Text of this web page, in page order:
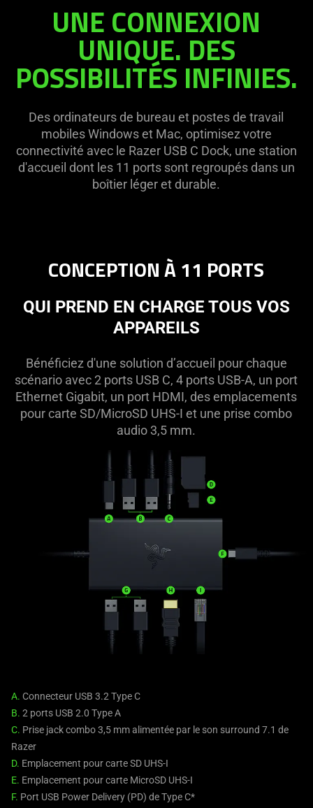
UNE CONNEXION
UNIQUE. DES
POSSIBILITÉS INFINIES.
Des ordinateurs de bureau et postes de travail
mobiles Windows et Mac, optimisez votre
connectivité avec le Razer USB C Dock, une station
d'accueil dont les 11 ports sont regroupés dans un
boîtier léger et durable.
CONCEPTION À 11 PORTS
QUI PREND EN CHARGE TOUS VOS
APPAREILS
Bénéficiez d'une solution d’accueil pour chaque
scénario avec 2 ports USB C, 4 ports USB-A, un port
Ethernet Gigabit, un port HDMI, des emplacements
pour carte SD/MicroSD UHS-I et une prise combo
audio 3,5 mm.
A. Connecteur USB 3.2 Type C
B. 2 ports USB 2.0 Type A
C. Prise jack combo 3,5 mm alimentée par le son surround 7.1 de
Razer
D. Emplacement pour carte SD UHS-I
E. Emplacement pour carte MicroSD UHS-I
F. Port USB Power Delivery (PD) de Type C*